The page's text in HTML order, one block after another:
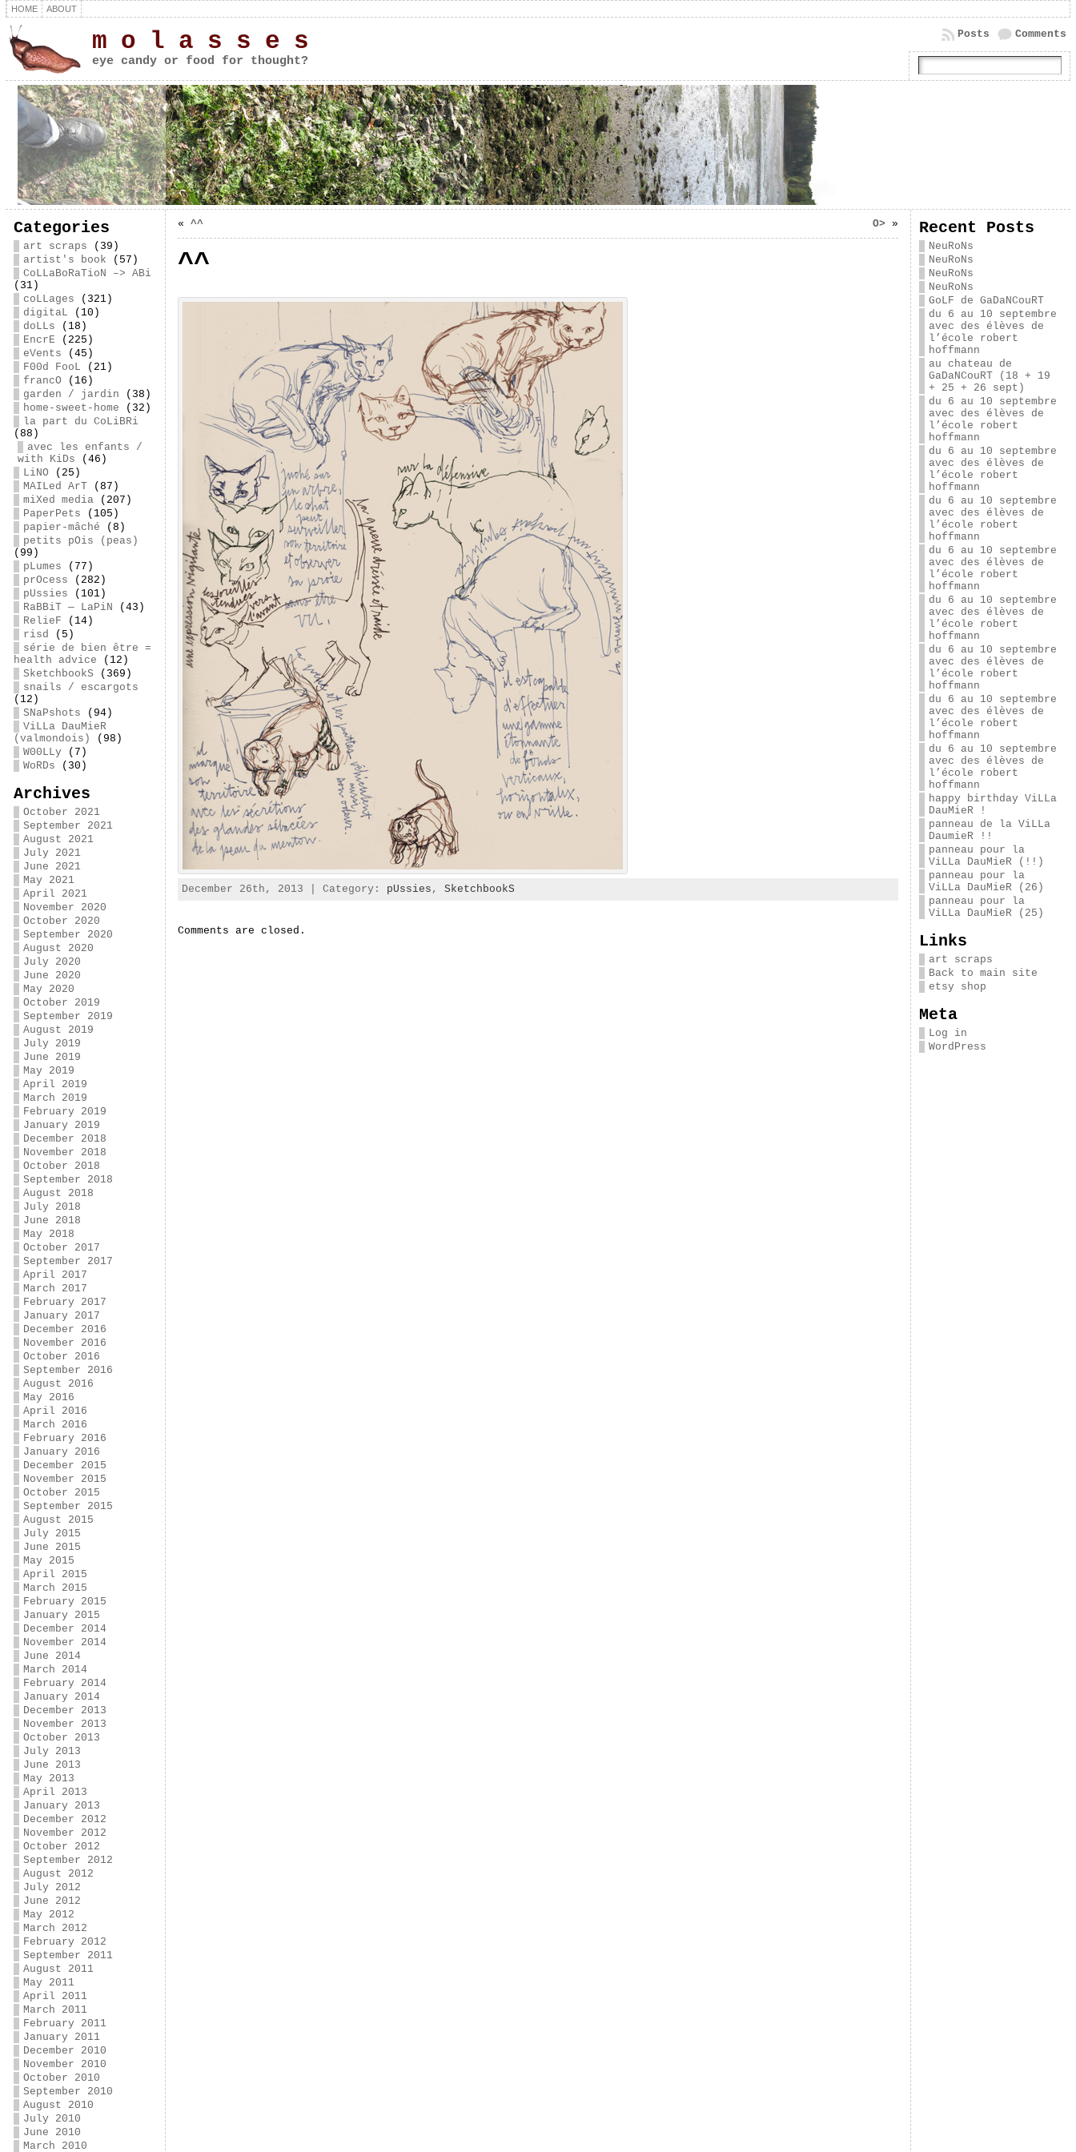
HOME ABOUT
m o l a s s e s
eye candy or food for thought?
Comments
Posts
Categories
art scraps (39)
artist's book (57)
CoLLaBoRaTioN –> ABi
(31)
coLLages (321)
digitaL (10)
doLLs (18)
EncrE (225)
eVents (45)
F00d FooL (21)
francO (16)
garden / jardin (38)
home-sweet-home (32)
la part du CoLiBRi
(88)
avec les enfants /
with KiDs (46)
LiNO (25)
MAILed ArT(87)
miXed media(207)
PaperPets (105)
papier-mâché (8)
petits pOis (peas)
(99)
pLumes (77)
prOcess (282)
pUssies (101)
RaBBiT — LaPiN (43)
RelieF (14)
risd (5)
série de bien être =
health advice (12)
SketchbookS (369)
snails / escargots
(12)
SNaPshots (94)
ViLLa DauMieR
(valmondois)
(98)
W00LLy(7)
WoRDs (30)
Archives
October 2021
September 2021
August 2021
July 2021
June 2021
May 2021
April 2021
November 2020
October 2020
September 2020
August 2020
July 2020
June 2020
May 2020
October 2019
September 2019
August 2019
July 2019
June 2019
May 2019
April 2019
March 2019
February 2019
January 2019
December 2018
November 2018
October 2018
September 2018
August 2018
July 2018
June 2018
May 2018
October 2017
September 2017
April 2017
March 2017
February 2017
January 2017
December 2016
November 2016
October 2016
September 2016
August 2016
May 2016
April 2016
March 2016
February 2016
January 2016
December 2015
November 2015
October 2015
September 2015
August 2015
July 2015
June 2015
May 2015
April 2015
March 2015
February 2015
January 2015
December 2014
November 2014
June 2014
March 2014
February 2014
January 2014
December 2013
November 2013
October 2013
July 2013
June 2013
May 2013
April 2013
January 2013
December 2012
November 2012
October 2012
September 2012
August 2012
July 2012
June 2012
May 2012
March 2012
February 2012
September 2011
August 2011
May 2011
April 2011
March 2011
February 2011
January 2011
December 2010
November 2010
October 2010
September 2010
August 2010
July 2010
June 2010
March 2010
« ^^ O>»
^^
December 26th, 2013 | Category: pUssies , SketchbookS
Comments are closed.
Recent Posts
NeuRoNs
NeuRoNs
NeuRoNs
NeuRoNs
GoLF de GaDaNCouRT
du 6 au 10 septembre
avec des élèves de
l’école robert
hoffmann
au chateau de
GaDaNCouRT (18 + 19
+ 25 + 26 sept)
du 6 au 10 septembre
avec des élèves de
l’école robert
hoffmann
du 6 au 10 septembre
avec des élèves de
l’école robert
hoffmann
du 6 au 10 septembre
avec des élèves de
l’école robert
hoffmann
du 6 au 10 septembre
avec des élèves de
l’école robert
hoffmann
du 6 au 10 septembre
avec des élèves de
l’école robert
hoffmann
du 6 au 10 septembre
avec des élèves de
l’école robert
hoffmann
du 6 au 10 septembre
avec des élèves de
l’école robert
hoffmann
du 6 au 10 septembre
avec des élèves de
l’école robert
hoffmann
happy birthday ViLLa
DauMieR !
panneau de la ViLLa
DaumieR !!
panneau pour la
ViLLa DauMieR (!!)
panneau pour la
ViLLa DauMieR (26)
panneau pour la
ViLLa DauMieR (25)
Links
art scraps
Back to main site
etsy shop
Meta
Log in
WordPress